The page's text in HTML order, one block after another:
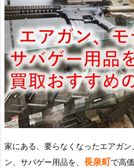
家にある、要らなくなったエアガ
ン、サバゲー用品を、 長泉町で高